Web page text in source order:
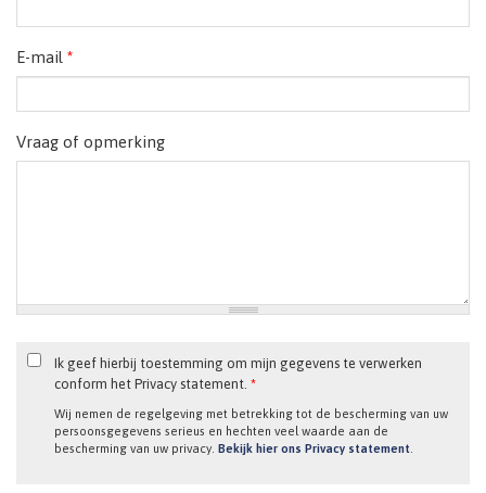
E-mail *
Vraag of opmerking
Ik geef hierbij toestemming om mijn gegevens te verwerken
conform het Privacy statement. *
Wij nemen de regelgeving met betrekking tot de bescherming van uw
persoonsgegevens serieus en hechten veel waarde aan de
bescherming van uw privacy. Bekijk hier ons Privacy statement